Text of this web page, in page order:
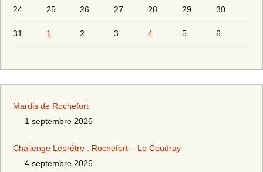
24 25 26 27 28 29 30
31 1 2 3 4 5 6
Mardis de Rochefort
1 septembre 2026
Challenge Leprêtre : Rochefort – Le Coudray
4 septembre 2026